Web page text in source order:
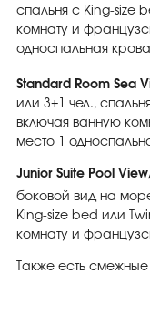
cпальня с King-size
комнату и
односпальная
Standard Room Sea
или 3+1 чел.,
включая ванную
место 1
Junior Suite Pool
боковой вид на
King-size bed или
комнату и
Также есть